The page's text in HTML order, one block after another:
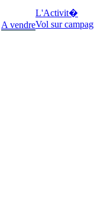
A vendre
L'Activit�
Vol sur